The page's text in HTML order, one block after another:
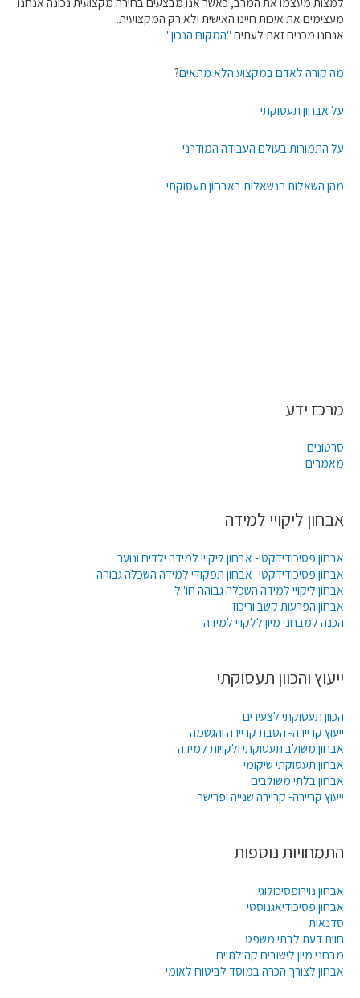
מעצימים את איכות חיינו האישית ולא רק המקצועית.
אנחנו מכנים זאת לעתים "המקום הנכון"
מה קורה לאדם במקצוע הלא מתאים?
על אבחון תעסוקתי
על התמורות בעולם העבודה המודרני
מהן השאלות הנשאלות באבחון תעסוקתי
מרכז ידע
סרטונים
מאמרים
אבחון ליקויי למידה
אבחון פסיכודידקטי- אבחון ליקויי למידה ילדים ונוער
אבחון פסיכודידקטי- אבחון תפקודי למידה השכלה גבוהה
אבחון ליקויי למידה השכלה גבוהה חו"ל
אבחון הפרעות קשב וריכוז
הכנה למבחני מיון ללקויי למידה
ייעוץ והכוון תעסוקתי
הכוון תעסוקתי לצעירים
ייעוץ קריירה- הסבת קריירה והגשמה
אבחון משולב תעסוקתי ולקויות למידה
אבחון תעסוקתי שיקומי
אבחון בלתי משולבים
ייעוץ קריירה- קריירה שנייה ופרישה
התמחויות נוספות
אבחון נוירופסיכולוגי
אבחון פסיכודיאגנוסטי
סדנאות
חוות דעת לבתי משפט
מבחני מיון לישובים קהילתיים
אבחון לצורך הכרה במוסד לביטוח לאומי